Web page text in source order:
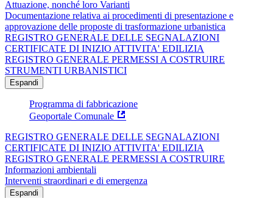
Attuazione, nonché loro Varianti
Documentazione relativa ai procedimenti di presentazione e
approvazione delle proposte di trasformazione urbanistica
REGISTRO GENERALE DELLE SEGNALAZIONI
CERTIFICATE DI INIZIO ATTIVITA' EDILIZIA
REGISTRO GENERALE PERMESSI A COSTRUIRE
STRUMENTI URBANISTICI
Espandi
Programma di fabbricazione
Geoportale Comunale
REGISTRO GENERALE DELLE SEGNALAZIONI
CERTIFICATE DI INIZIO ATTIVITA' EDILIZIA
REGISTRO GENERALE PERMESSI A COSTRUIRE
Informazioni ambientali
Interventi straordinari e di emergenza
Espandi